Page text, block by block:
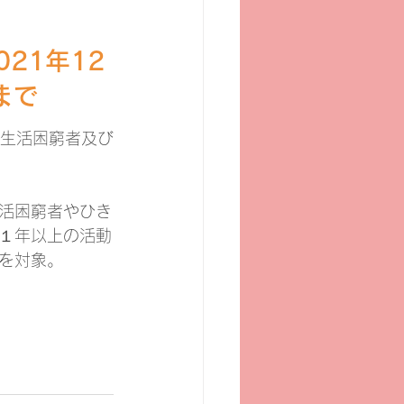
年12
で
活困窮者及び
困窮者やひき
年以上の活動
対象。